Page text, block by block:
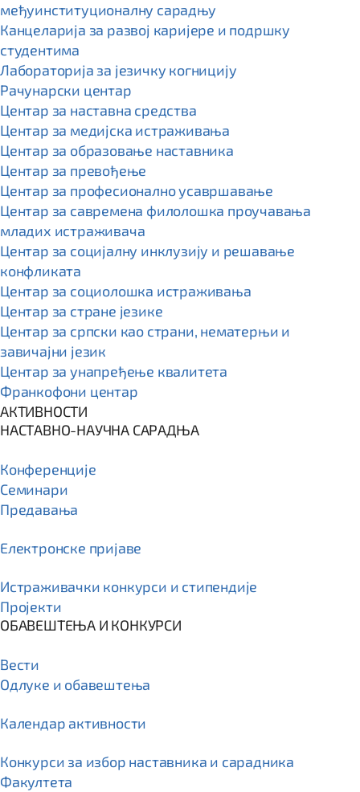
међуинституционалну сарадњу
Канцеларија за развој каријере и подршку
студентима
Лабораторија за језичку когницију
Рачунарски центар
Центар за наставна средства
Центар за медијска истраживања
Центар за образовање наставника
Центар за превођење
Центар за професионално усавршавање
Центар за савремена филолошка проучавања
младих истраживача
Центар за социјалну инклузију и решавање
конфликата
Центар за социолошка истраживања
Центар за стране језике
Центар за српски као страни, нематерњи и
завичајни језик
Центар за унапређење квалитета
Франкофони центар
АКТИВНОСТИ
НАСТАВНО-НАУЧНА САРАДЊА
Конференције
Семинари
Предавања
Електронске пријаве
Истраживачки конкурси и стипендије
Пројекти
ОБАВЕШТЕЊА И КОНКУРСИ
Вести
Одлуке и обавештења
Календар активности
Конкурси за избор наставника и сарадника
Факултета